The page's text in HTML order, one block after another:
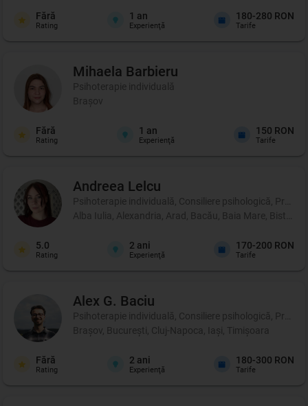
Fără
Rating
1 an
Experienţă
180-280 RON
Tarife
Mihaela Barbieru
Psihoterapie individuală
Brașov
Fără
Rating
1 an
Experienţă
150 RON
Tarife
Andreea Lelcu
Psihoterapie individuală, Consiliere psihologică, Profil
Alba Iulia, Alexandria, Arad, Bacău, Baia Mare,
5.0
Rating
2 ani
Experienţă
170-200 RON
Tarife
Alex G. Baciu
Psihoterapie individuală, Consiliere psihologică, Profil
Brașov, București, Cluj-Napoca, Iași, Timișoara
Fără
Rating
2 ani
Experienţă
180-300 RON
Tarife